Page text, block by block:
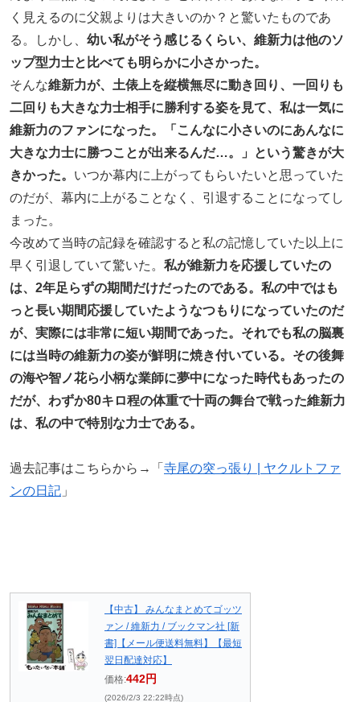
く見えるのに父親よりは大きいのか？と驚いたものであ
る。しかし、 幼い私がそう感じるくらい、維新力は他のソ
ップ型力士と比べても明らかに小さかった。
そんな維新力が、土俵上を縦横無尽に動き回り、一回りも
二回りも大きな力士相手に勝利する姿を見て、私は一気に
維新力のファンになった。「こんなに小さいのにあんなに
大きな力士に勝つことが出来るんだ…。」という驚きが大
きかった。 いつか幕内に上がってもらいたいと思っていた
のだが、幕内に上がることなく、引退することになってし
まった。
今改めて当時の記録を確認すると私の記憶していた以上に
早く引退していて驚いた。 私が維新力を応援していたの
は、2年足らずの期間だけだったのである。私の中ではも
っと長い期間応援していたようなつもりになっていたのだ
が、実際には非常に短い期間であった。それでも私の脳裏
には当時の維新力の姿が鮮明に焼き付いている。その後舞
の海や智ノ花ら小柄な業師に夢中になった時代もあったの
だが、わずか80キロ程の体重で十両の舞台で戦った維新力
は、私の中で特別な力士である。
過去記事はこちらから→「 寺尾の突っ張り | ヤクルトファ
ンの日記 」
【中古】 みんなまとめてゴッツ
ァン / 維新力 / ブックマン社 [新
書]【メール便送料無料】【最短
翌日配達対応】
価格:442円
(2026/2/3 22:22時点)